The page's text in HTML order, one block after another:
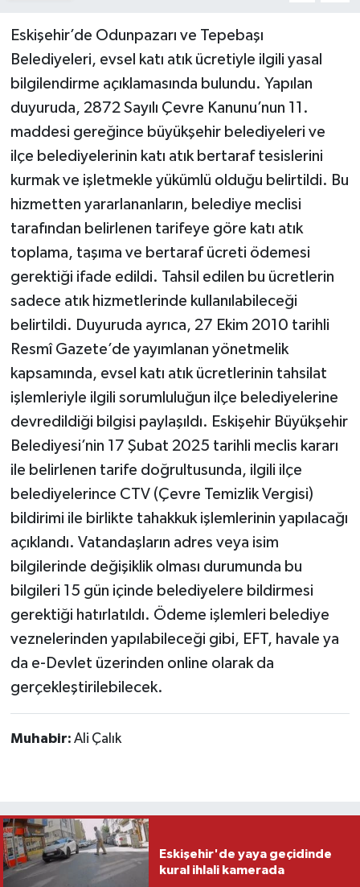
Eskişehir’de Odunpazarı ve Tepebaşı
Belediyeleri, evsel katı atık ücretiyle ilgili yasal
bilgilendirme açıklamasında bulundu. Yapılan
duyuruda, 2872 Sayılı Çevre Kanunu’nun 11.
maddesi gereğince büyükşehir belediyeleri ve
ilçe belediyelerinin katı atık bertaraf tesislerini
kurmak ve işletmekle yükümlü olduğu belirtildi. Bu
hizmetten yararlananların, belediye meclisi
tarafından belirlenen tarifeye göre katı atık
toplama, taşıma ve bertaraf ücreti ödemesi
gerektiği ifade edildi. Tahsil edilen bu ücretlerin
sadece atık hizmetlerinde kullanılabileceği
belirtildi. Duyuruda ayrıca, 27 Ekim 2010 tarihli
Resmî Gazete’de yayımlanan yönetmelik
kapsamında, evsel katı atık ücretlerinin tahsilat
işlemleriyle ilgili sorumluluğun ilçe belediyelerine
devredildiği bilgisi paylaşıldı. Eskişehir Büyükşehir
Belediyesi’nin 17 Şubat 2025 tarihli meclis kararı
ile belirlenen tarife doğrultusunda, ilgili ilçe
belediyelerince CTV (Çevre Temizlik Vergisi)
bildirimi ile birlikte tahakkuk işlemlerinin yapılacağı
açıklandı. Vatandaşların adres veya isim
bilgilerinde değişiklik olması durumunda bu
bilgileri 15 gün içinde belediyelere bildirmesi
gerektiği hatırlatıldı. Ödeme işlemleri belediye
veznelerinden yapılabileceği gibi, EFT, havale ya
da e-Devlet üzerinden online olarak da
gerçekleştirilebilecek.
Muhabir: Ali Çalık
Eskişehir'de yaya geçidinde
kural ihlali kamerada